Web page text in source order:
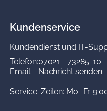
Kundenservice
Kundendienst und IT-
Telefon:07021 - 73285-10
Email:
Nachricht senden
Service-Zeiten: Mo.-Fr.